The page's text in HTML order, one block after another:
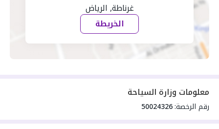
غرناطة, الرياض
الخريطة
معلومات وزارة السياحة
رقم الرخصة:50024326